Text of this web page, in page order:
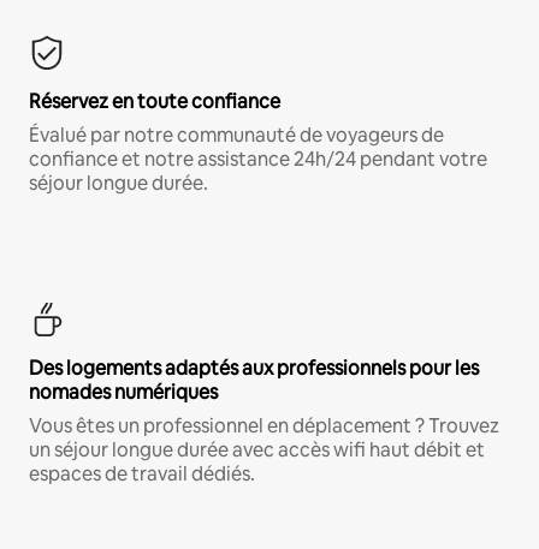
Réservez en toute confiance
Évalué par notre communauté de voyageurs de
confiance et notre assistance 24h/24 pendant votre
séjour longue durée.
Des logements adaptés aux professionnels pour les
nomades numériques
Vous êtes un professionnel en déplacement ? Trouvez
un séjour longue durée avec accès wifi haut débit et
espaces de travail dédiés.